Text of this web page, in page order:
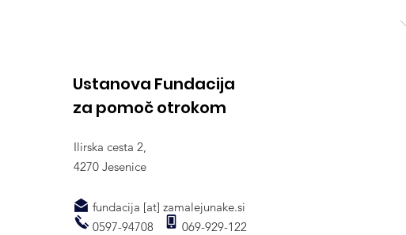
Ustanova Fundacija
za pomoč otrokom
Ilirska cesta 2,
4270 Jesenice
fundacija [at] zamalejunake.si
0597-94708 069-929-122